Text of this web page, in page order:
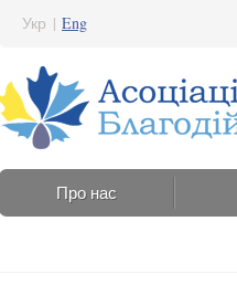
Укр | Eng
Про нас